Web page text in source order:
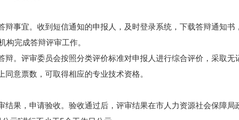
辩事宜。收到短信通知的申报人，及时登录系统，下载答辩通知书
构完成答辩评审工作。
。评审委员会按照分类评价标准对申报人进行综合评价，采取无
意票数，可取得相应的专业技术资格。
结果，申请验收。验收通过后，评审结果在市人力资源社会保障局